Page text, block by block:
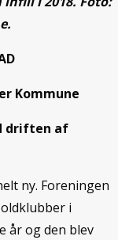
Kommune
driften af
ny. Foreningen
i
år og den blev